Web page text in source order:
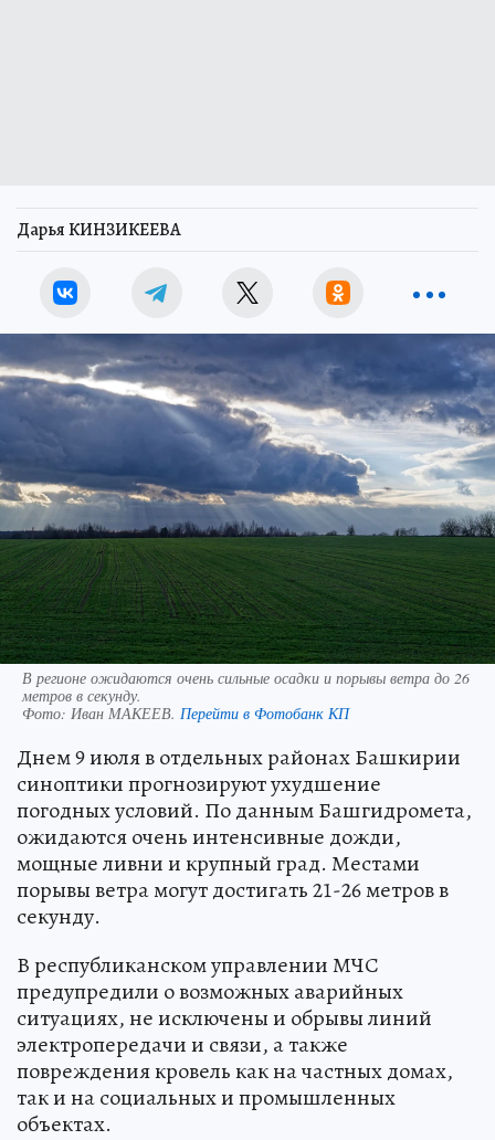
Дарья КИНЗИКЕЕВА
В регионе ожидаются очень сильные осадки и порывы ветра до 26
метров в секунду.
Фото: Иван МАКЕЕВ. Перейти в Фотобанк КП
Днем 9 июля в отдельных районах Башкирии
синоптики прогнозируют ухудшение
погодных условий. По данным Башгидромета,
ожидаются очень интенсивные дожди,
мощные ливни и крупный град. Местами
порывы ветра могут достигать 21-26 метров в
секунду.
В республиканском управлении МЧС
предупредили о возможных аварийных
ситуациях, не исключены и обрывы линий
электропередачи и связи, а также
повреждения кровель как на частных домах,
так и на социальных и промышленных
объектах.